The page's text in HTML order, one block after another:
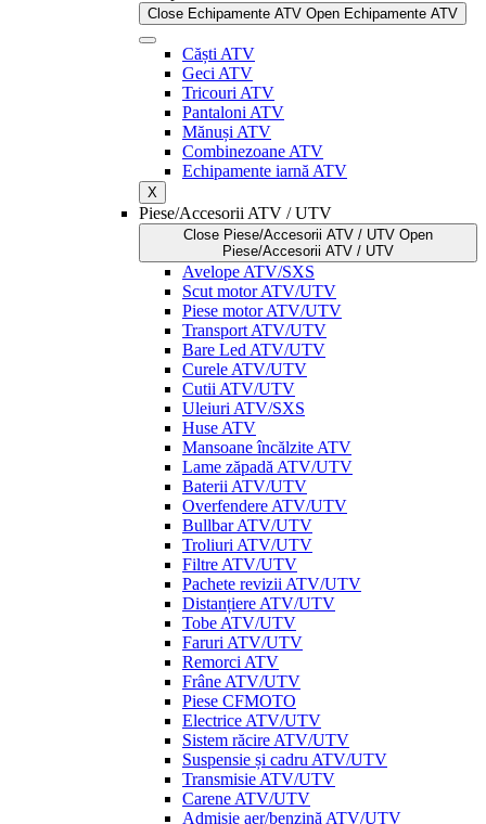
Close Echipamente ATV Open Echipamente ATV
Căști ATV
Geci ATV
Tricouri ATV
Pantaloni ATV
Mănuși ATV
Combinezoane ATV
Echipamente iarnă ATV
X
Piese/Accesorii ATV / UTV
Close Piese/Accesorii ATV / UTV Open
Piese/Accesorii ATV / UTV
Avelope ATV/SXS
Scut motor ATV/UTV
Piese motor ATV/UTV
Transport ATV/UTV
Bare Led ATV/UTV
Curele ATV/UTV
Cutii ATV/UTV
Uleiuri ATV/SXS
Huse ATV
Mansoane încălzite ATV
Lame zăpadă ATV/UTV
Baterii ATV/UTV
Overfendere ATV/UTV
Bullbar ATV/UTV
Troliuri ATV/UTV
Filtre ATV/UTV
Pachete revizii ATV/UTV
Distanțiere ATV/UTV
Tobe ATV/UTV
Faruri ATV/UTV
Remorci ATV
Frâne ATV/UTV
Piese CFMOTO
Electrice ATV/UTV
Sistem răcire ATV/UTV
Suspensie și cadru ATV/UTV
Transmisie ATV/UTV
Carene ATV/UTV
Admisie aer/benzină ATV/UTV